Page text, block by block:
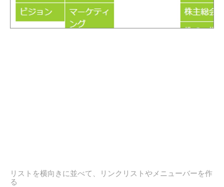
リストを横向きに並べて、リンクリストやメニューバーを作
る